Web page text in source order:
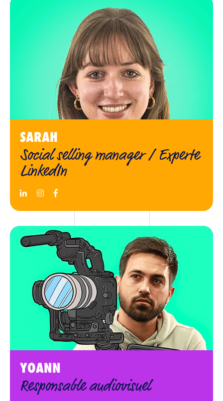
SARAH
Social selling manager / Experte
LinkedIn
YOANN
Responsable audiovisuel
L’AGENCE